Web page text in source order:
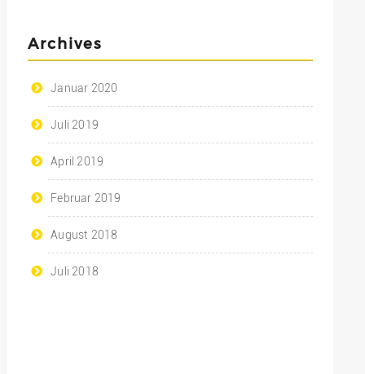
Archives
Januar 2020
Juli 2019
April 2019
Februar 2019
August 2018
Juli 2018